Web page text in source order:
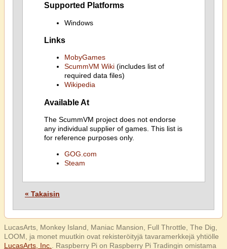
Supported Platforms
Windows
Links
MobyGames
ScummVM Wiki(includes list of
required data files)
Wikipedia
Available At
The ScummVM project does not endorse
any individual supplier of games. This list is
for reference purposes only.
GOG.com
Steam
« Takaisin
LucasArts, Monkey Island, Maniac Mansion, Full Throttle, The Dig,
LOOM, ja monet muutkin ovat rekisteröityjä tavaramerkkejä yhtiölle
LucasArts, Inc.
. Raspberry Pi on Raspberry Pi Tradingin omistama